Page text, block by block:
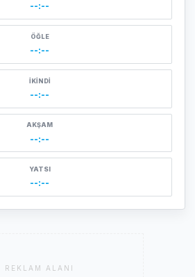
--:--
ÖĞLE
--:--
İKINDI
--:--
AKŞAM
--:--
YATSI
--:--
REKLAM ALANI